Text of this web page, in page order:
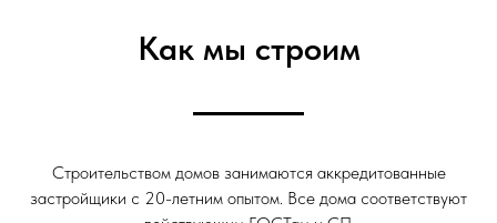
Как мы строим
Строительством домов занимаются аккредитованные
застройщики с 20-летним опытом. Все дома соответствуют